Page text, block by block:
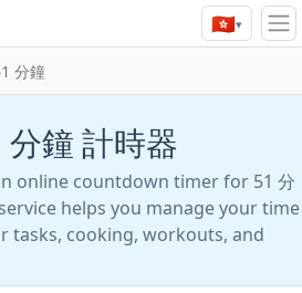
🇭🇰▾
分鐘
鐘 計時器
online countdown timer for 51 分
helps you manage your time
tasks, cooking, workouts, and